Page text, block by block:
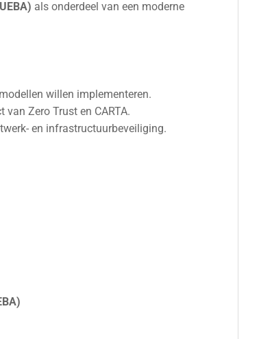
als onderdeel van een moderne
willen implementeren.
Zero Trust en CARTA.
en infrastructuurbeveiliging.